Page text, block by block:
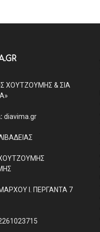
ΧΟΥΤΖΟΥΜΗΣ & ΣΙΑ
diavima.gr
Ι. ΠΕΡΓΑΝΤΑ 7